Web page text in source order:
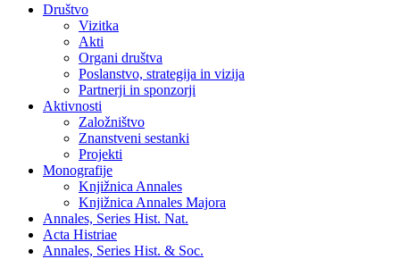
Društvo
Vizitka
Akti
Organi društva
Poslanstvo, strategija in vizija
Partnerji in sponzorji
Aktivnosti
Založništvo
Znanstveni sestanki
Projekti
Monografije
Knjižnica Annales
Knjižnica Annales Majora
Annales, Series Hist. Nat.
Acta Histriae
Annales, Series Hist. & Soc.